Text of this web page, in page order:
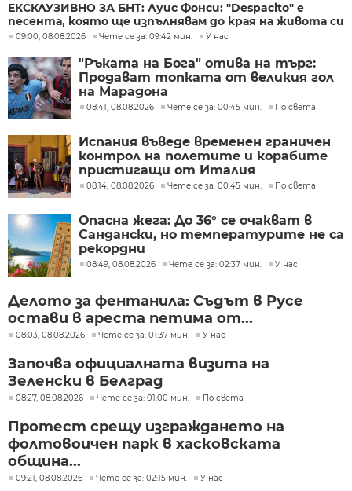
ЕКСКЛУЗИВНО ЗА БНТ: Луис Фонси: "Despacito" е
песента, която ще изпълнявам до края на живота си
09:00, 08.08.2026 Чете се за: 09:42 мин. У нас
"Ръката на Бога" отива на търг:
Продават топката от великия гол
на Марадона
08:41, 08.08.2026 Чете се за: 00:45 мин. По света
Испания въведе временен граничен
контрол на полетите и корабите
пристигащи от Италия
08:14, 08.08.2026 Чете се за: 00:45 мин. По света
Опасна жега: До 36° се очакват в
Сандански, но температурите не са
рекордни
08:49, 08.08.2026 Чете се за: 02:37 мин. У нас
Делото за фентанила: Съдът в Русе
остави в ареста петима от...
08:03, 08.08.2026 Чете се за: 01:37 мин. У нас
Започва официалната визита на
Зеленски в Белград
08:27, 08.08.2026 Чете се за: 01:00 мин. По света
Протест срещу изграждането на
фолтовоичен парк в хасковската
община...
09:21, 08.08.2026 Чете се за: 02:15 мин. У нас